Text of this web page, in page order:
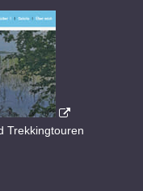
Trekkingtouren